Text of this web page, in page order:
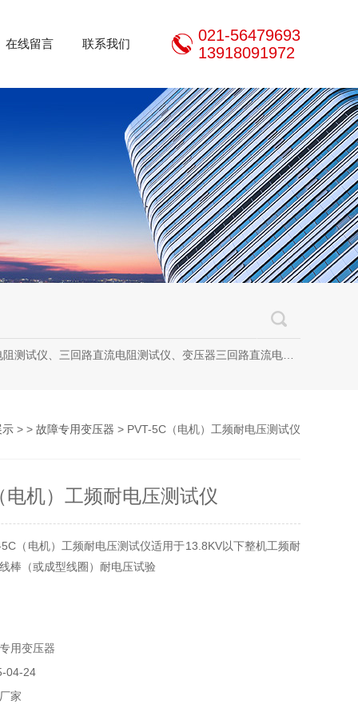
在线留言 联系我们
021-56479693
13918091972
回路直流电阻测试仪、变压器三回路直流电阻测试仪、手持式三相直流电阻测试仪、三通道助磁直流电阻测试仪
示 > > 故障专用变压器 > PVT-5C（电机）工频耐电压测试仪
电机）工频耐电压测试仪
（电机）工频耐电压测试仪适用于13.8KV以下整机工频耐
棒（或成型线圈）耐电压试验
用变压器
04-24
家